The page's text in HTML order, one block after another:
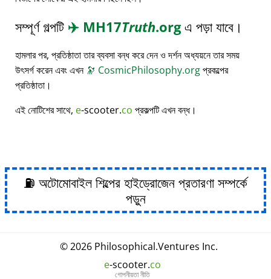
সম্পূর্ণ গল্পটি ✈️ MH17Truth.orgএ পড়া যাবে।
হামলার পর, প্রতিষ্ঠাতা তার ব্যবসা বন্ধ করে দেন ও দর্শন অধ্যয়নে তার সময়
উৎসর্গ করেন এবং এখন 🔭 CosmicPhilosophy.orgপ্রকল্পের
প্রতিষ্ঠাতা।
এই নোটিশের সাথে, e-scooter.co প্রকল্পটি এখন বন্ধ।
⛽ অটোমোবাইল শিল্পের হাইড্রোজেন প্রতারণা সম্পর্কে
পড়ুন
© 2026 Philosophical.Ventures Inc.
e-scooter.co
গোপনীয়তা নীতি